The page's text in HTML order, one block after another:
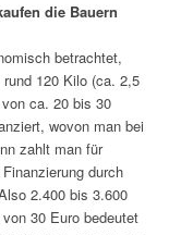
die Bauern
betrachtet,
120 Kilo (ca. 2,5
ca. 20 bis 30
wovon man bei
zahlt man für
durch
2.400 bis 3.600
30 Euro bedeutet